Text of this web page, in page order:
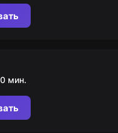
party
мин.